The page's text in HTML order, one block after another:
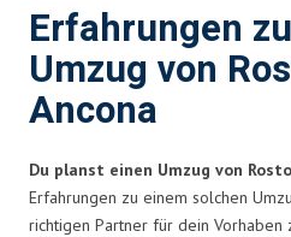
Erfahrungen
Umzug von
Ancona
Du planst einen Umzug von
Erfahrungen zu einem solchen
richtigen Partner für dein Vorhaben